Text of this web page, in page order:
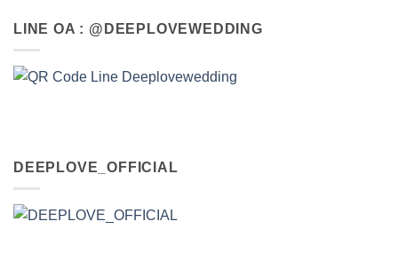
LINE OA : @DEEPLOVEWEDDING
DEEPLOVE_OFFICIAL